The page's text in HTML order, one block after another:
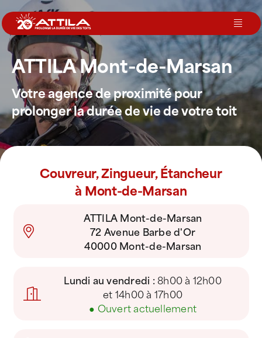
Passer
au
contenu
Le groupe
Nos services
Nos agences
Votre toit
Rejoignez-nous
ATTILA Mont-de-Marsan
Votre agence de proximité pour
prolonger la durée de vie de votre toit
Couvreur, Zingueur, Étancheur
à Mont-de-Marsan
ATTILA Mont-de-Marsan
72 Avenue Barbe d'Or
40000 Mont-de-Marsan
Lundi au vendredi :8h00 à 12h00
et 14h00 à 17h00
● Ouvert actuellement